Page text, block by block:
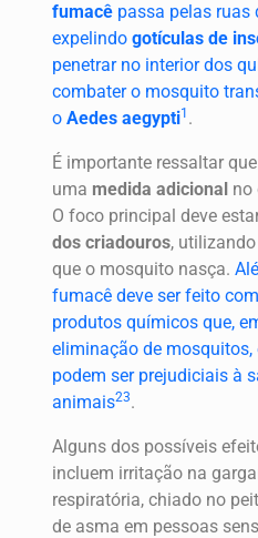
fumacêpassa pelas ruas
expelindo gotículas de
penetrar no interior dos
combater o mosquito
o Aedes aegypti1 .
É importante ressaltar
uma medida adicionalno
O foco principal deve
dos criadouros,
que o mosquito nasça.
fumacê deve ser feito
produtos químicos que,
eliminação de
podem ser prejudiciais à
animais23.
Alguns dos possíveis
incluem irritação na
respiratória, chiado no
de asma em pessoas